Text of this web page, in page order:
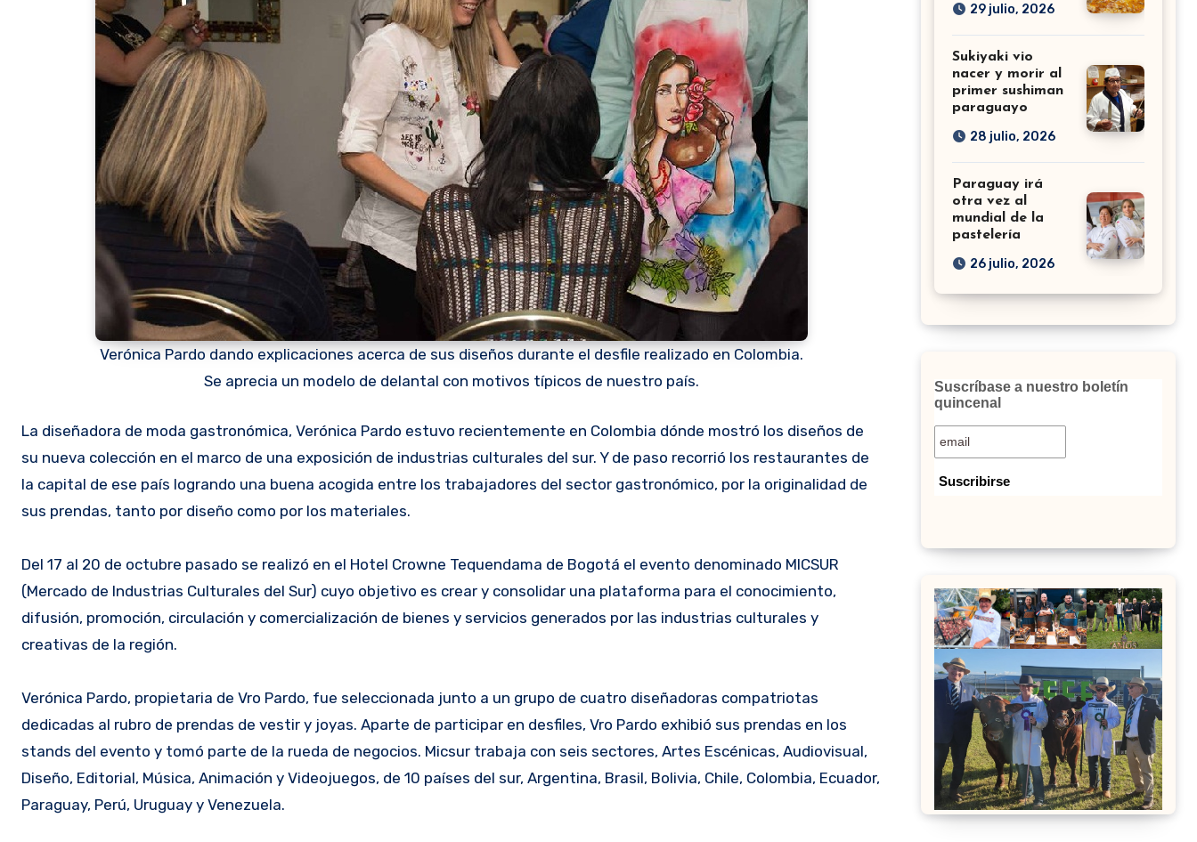
Verónica Pardo dando explicaciones acerca de sus diseños durante el desfile realizado en Colombia.
Se aprecia un modelo de delantal con motivos típicos de nuestro país.
La diseñadora de moda gastronómica, Verónica Pardo estuvo recientemente en Colombia dónde mostró los diseños de
su nueva colección en el marco de una exposición de industrias culturales del sur. Y de paso recorrió los restaurantes de
la capital de ese país logrando una buena acogida entre los trabajadores del sector gastronómico, por la originalidad de
sus prendas, tanto por diseño como por los materiales.
Del 17 al 20 de octubre pasado se realizó en el Hotel Crowne Tequendama de Bogotá el evento denominado MICSUR
(Mercado de Industrias Culturales del Sur) cuyo objetivo es crear y consolidar una plataforma para el conocimiento,
difusión, promoción, circulación y comercialización de bienes y servicios generados por las industrias culturales y
creativas de la región.
Verónica Pardo, propietaria de Vro Pardo, fue seleccionada junto a un grupo de cuatro diseñadoras compatriotas
dedicadas al rubro de prendas de vestir y joyas. Aparte de participar en desfiles, Vro Pardo exhibió sus prendas en los
stands del evento y tomó parte de la rueda de negocios. Micsur trabaja con seis sectores, Artes Escénicas, Audiovisual,
Diseño, Editorial, Música, Animación y Videojuegos, de 10 países del sur, Argentina, Brasil, Bolivia, Chile, Colombia, Ecuador,
Paraguay, Perú, Uruguay y Venezuela.
29 julio, 2026
Sukiyaki vio
nacer y morir al
primer sushiman
paraguayo
28 julio, 2026
Paraguay irá
otra vez al
mundial de la
pastelería
26 julio, 2026
Suscríbase a nuestro boletín
quincenal